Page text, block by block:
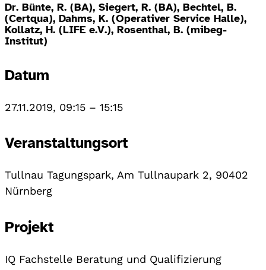
Dr. Bünte, R. (BA), Siegert, R. (BA), Bechtel, B.
(Certqua), Dahms, K. (Operativer Service Halle),
Kollatz, H. (LIFE e.V.), Rosenthal, B. (mibeg-
Institut)
Datum
27.11.2019, 09:15 – 15:15
Veranstaltungsort
Tullnau Tagungspark, Am Tullnaupark 2, 90402
Nürnberg
Projekt
IQ Fachstelle Beratung und Qualifizierung